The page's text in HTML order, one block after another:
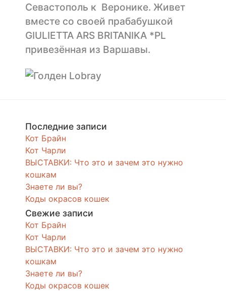
Севастополь к Веронике. Живет
вместе со своей прабабушкой
GIULIETTA ARS BRITANIKA *PL
привезённая из Варшавы.
Последние записи
Кот Брайн
Кот Чарли
ВЫСТАВКИ: Что это и зачем это нужно
кошкам
Знаете ли вы?
Коды окрасов кошек
Свежие записи
Кот Брайн
Кот Чарли
ВЫСТАВКИ: Что это и зачем это нужно
кошкам
Знаете ли вы?
Коды окрасов кошек